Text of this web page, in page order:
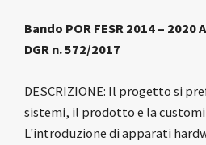
Bando POR FESR 2014 –
DGR n. 572/2017
DESCRIZIONE: Il progetto si
sistemi, il prodotto e la
L'introduzione di apparati